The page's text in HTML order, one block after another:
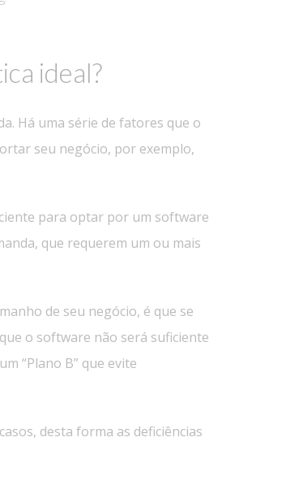
ideal?
Há uma série de fatores que o
seu negócio, por exemplo,
para optar por um software
que requerem um ou mais
de seu negócio, é que se
o software não será suficiente
“Plano B” que evite
desta forma as deficiências